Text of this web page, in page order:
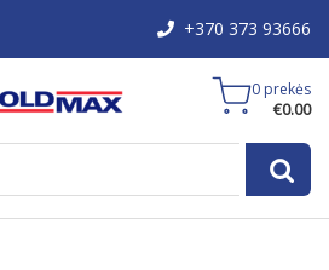
+370 373 93666
0 prekės
€0.00